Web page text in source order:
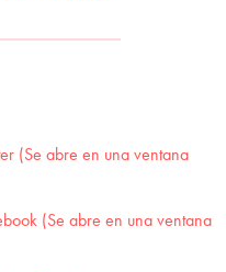
(Se abre en una ventana
(Se abre en una ventana